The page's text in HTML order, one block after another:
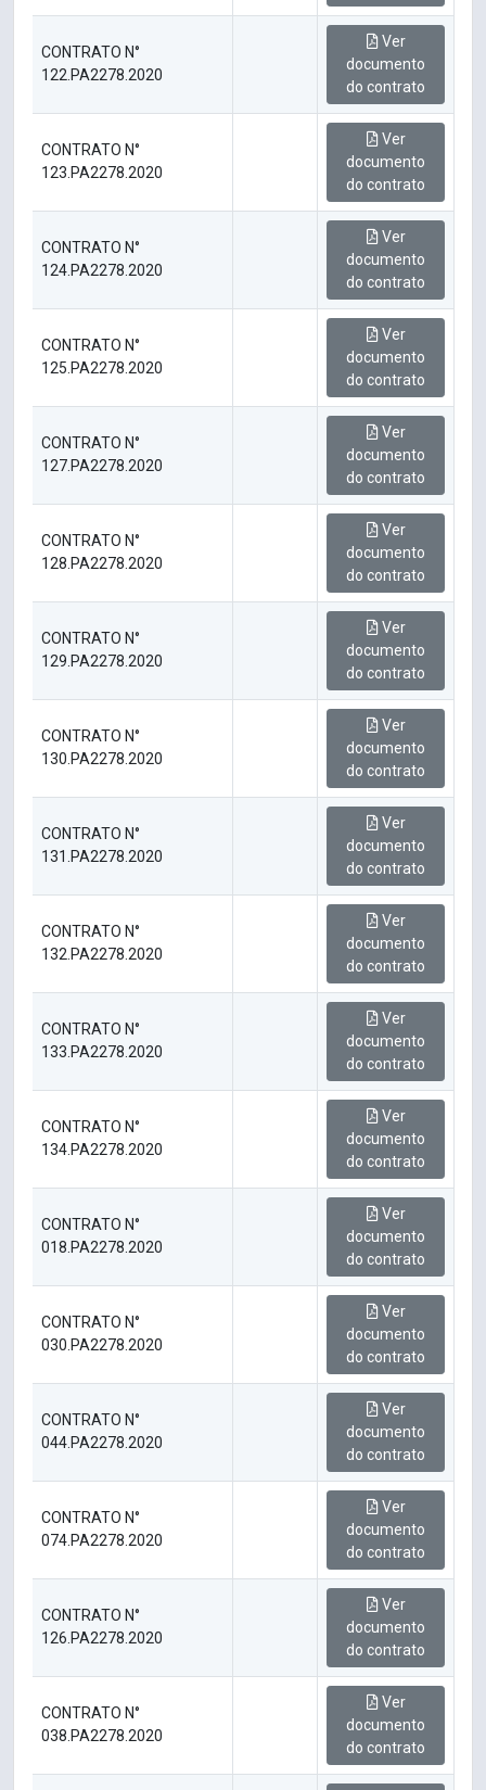
CONTRATO N°
122.PA2278.2020
Ver
documento
do contrato
CONTRATO N°
123.PA2278.2020
Ver
documento
do contrato
CONTRATO N°
124.PA2278.2020
Ver
documento
do contrato
CONTRATO N°
125.PA2278.2020
Ver
documento
do contrato
CONTRATO N°
127.PA2278.2020
Ver
documento
do contrato
CONTRATO N°
128.PA2278.2020
Ver
documento
do contrato
CONTRATO N°
129.PA2278.2020
Ver
documento
do contrato
CONTRATO N°
130.PA2278.2020
Ver
documento
do contrato
CONTRATO N°
131.PA2278.2020
Ver
documento
do contrato
CONTRATO N°
132.PA2278.2020
Ver
documento
do contrato
CONTRATO N°
133.PA2278.2020
Ver
documento
do contrato
CONTRATO N°
134.PA2278.2020
Ver
documento
do contrato
CONTRATO N°
018.PA2278.2020
Ver
documento
do contrato
CONTRATO N°
030.PA2278.2020
Ver
documento
do contrato
CONTRATO N°
044.PA2278.2020
Ver
documento
do contrato
CONTRATO N°
074.PA2278.2020
Ver
documento
do contrato
CONTRATO N°
126.PA2278.2020
Ver
documento
do contrato
CONTRATO N°
038.PA2278.2020
Ver
documento
do contrato